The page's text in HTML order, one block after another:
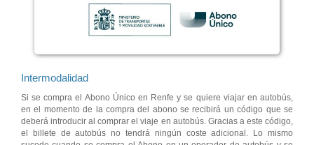
Intermodalidad
Si se compra el Abono Único en Renfe y se quiere viajar en autobús,
en el momento de la compra del abono se recibirá un código que se
deberá introducir al comprar el viaje en autobús. Gracias a este código,
el billete de autobús no tendrá ningún coste adicional. Lo mismo